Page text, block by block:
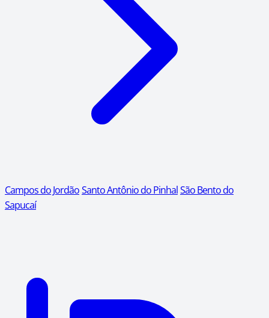
Campos do JordãoSanto Antônio do PinhalSão Bento do
Sapucaí